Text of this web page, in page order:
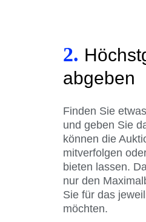
2.
abgeben
Finden Sie
und geben Sie
können die
mitverfolgen
bieten lassen.
nur den
Sie für das
möchten.